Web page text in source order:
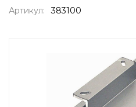
Артикул: 383100